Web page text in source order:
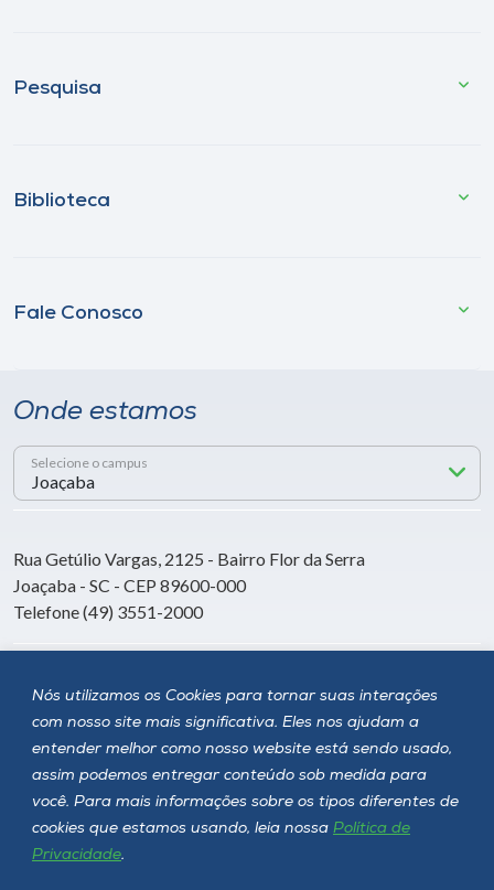
Nós utilizamos os Cookies para tornar suas interações
com nosso site mais significativa. Eles nos ajudam a
entender melhor como nosso website está sendo usado,
assim podemos entregar conteúdo sob medida para
você. Para mais informações sobre os tipos diferentes de
cookies que estamos usando, leia nossa Política de
Privacidade.
Pesquisa
Biblioteca
Fale Conosco
Onde estamos
Selecione o campus
Rua Getúlio Vargas, 2125 - Bairro Flor da Serra
Joaçaba - SC - CEP 89600-000
Telefone (49) 3551-2000
Siga a Unoesc